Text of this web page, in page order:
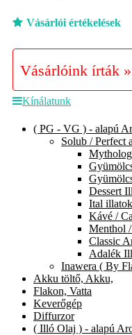
Vásárlói értékelések
Vásárlóink írták »
Kínálatunk
( PG - VG ) - alapú
Solub / Perfect
Dessert
Ital illatok
Kávé /
Menthol
Classic
Adalék
Inawera ( By
Akku töltő, Akku,
Flakon, Vatta
Keverőgép
Diffurzor
( Illó Olaj ) - alapú